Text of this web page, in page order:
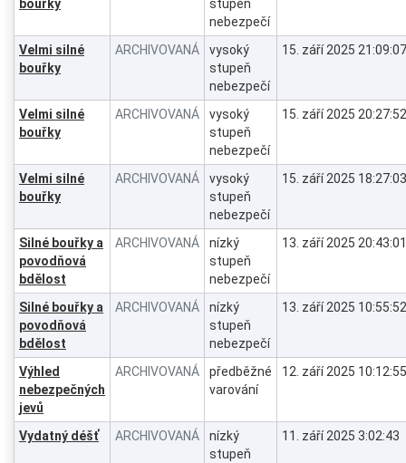
bouřky
stupeň
nebezpečí
Velmi silné
bouřky
ARCHIVOVANÁ
vysoký
stupeň
nebezpečí
15. září 2025 21:09:07
Velmi silné
bouřky
ARCHIVOVANÁ
vysoký
stupeň
nebezpečí
15. září 2025 20:27:52
Velmi silné
bouřky
ARCHIVOVANÁ
vysoký
stupeň
nebezpečí
15. září 2025 18:27:03
Silné bouřky a
povodňová
bdělost
ARCHIVOVANÁ
nízký
stupeň
nebezpečí
13. září 2025 20:43:01
Silné bouřky a
povodňová
bdělost
ARCHIVOVANÁ
nízký
stupeň
nebezpečí
13. září 2025 10:55:52
Výhled
nebezpečných
jevů
ARCHIVOVANÁ
předběžné
varování
12. září 2025 10:12:55
Vydatný déšť ARCHIVOVANÁ
nízký
stupeň
11. září 2025 3:02:43